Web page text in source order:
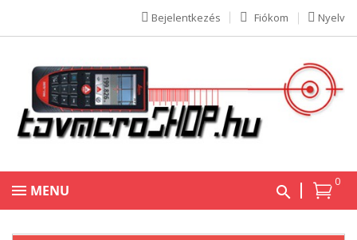
Nyelv
Fiókom
Bejelentkezés
0
MENU